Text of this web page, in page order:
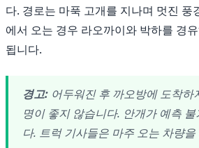
다. 경로는 마푹 고개를 지나며 멋진 풍
에서 오는 경우 라오까이와 박하를 경
됩니다.
경고: 어두워진 후 까오방에 도착하
명이 좋지 않습니다. 안개가 예측
다. 트럭 기사들은 마주 오는 차량